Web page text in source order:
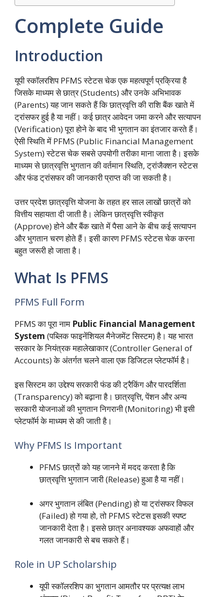
Complete Guide
Introduction
यूपी स्कॉलरशिप PFMS स्टेटस चेक एक महत्वपूर्ण प्रक्रिया है
जिसके माध्यम से छात्र (Students) और उनके अभिभावक
(Parents) यह जान सकते हैं कि छात्रवृत्ति की राशि बैंक खाते में
ट्रांसफर हुई है या नहीं। कई छात्र आवेदन जमा करने और सत्यापन
(Verification) पूरा होने के बाद भी भुगतान का इंतजार करते हैं।
ऐसी स्थिति में PFMS (Public Financial Management
System) स्टेटस चेक सबसे उपयोगी तरीका माना जाता है। इसके
माध्यम से छात्रवृत्ति भुगतान की वर्तमान स्थिति,ट्रांजैक्शन स्टेटस
और फंड ट्रांसफर की जानकारी प्राप्त की जा सकती है।
उत्तर प्रदेश छात्रवृत्ति योजना के तहत हर साल लाखों छात्रों को
वित्तीय सहायता दी जाती है। लेकिन छात्रवृत्ति स्वीकृत
(Approve) होने और बैंक खाते में पैसा आने के बीच कई सत्यापन
और भुगतान चरण होते हैं। इसी कारण PFMS स्टेटस चेक करना
बहुत जरूरी हो जाता है।
What Is PFMS
PFMS Full Form
PFMS का पूरा नाम Public Financial Management
System (पब्लिक फाइनेंशियल मैनेजमेंट सिस्टम) है। यह भारत
सरकार के नियंत्रक महालेखाकार (Controller General of
Accounts) के अंतर्गत चलने वाला एक डिजिटल प्लेटफॉर्म है।
इस सिस्टम का उद्देश्य सरकारी फंड की ट्रैकिंग और पारदर्शिता
(Transparency) को बढ़ाना है। छात्रवृत्ति,पेंशन और अन्य
सरकारी योजनाओं की भुगतान निगरानी (Monitoring) भी इसी
प्लेटफॉर्म के माध्यम से की जाती है।
Why PFMS Is Important
PFMS छात्रों को यह जानने में मदद करता है कि
छात्रवृत्ति भुगतान जारी (Release) हुआ है या नहीं।
अगर भुगतान लंबित (Pending) हो या ट्रांसफर विफल
(Failed) हो गया हो,तो PFMS स्टेटस इसकी स्पष्ट
जानकारी देता है। इससे छात्र अनावश्यक अफवाहों और
गलत जानकारी से बच सकते हैं।
Role in UP Scholarship
यूपी स्कॉलरशिप का भुगतान आमतौर पर प्रत्यक्ष लाभ